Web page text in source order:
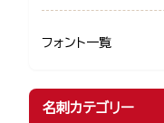
フォント一覧
名刺カテゴリー